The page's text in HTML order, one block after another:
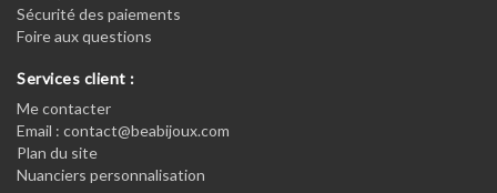
Sécurité des paiements
Foire aux questions
Services client :
Me contacter
Email : contact@beabijoux.com
Plan du site
Nuanciers personnalisation